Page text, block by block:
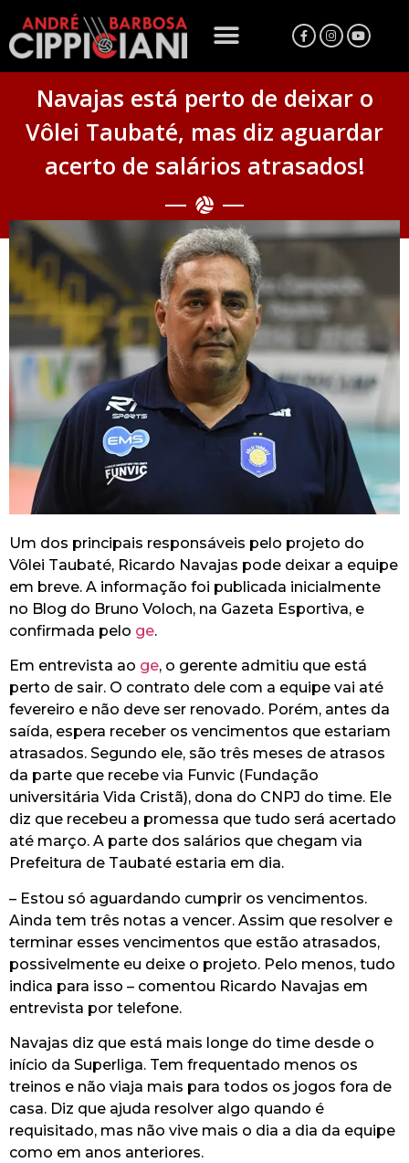
Navajas está perto de deixar o
Vôlei Taubaté, mas diz aguardar
acerto de salários atrasados!
Um dos principais responsáveis pelo projeto do
Vôlei Taubaté, Ricardo Navajas pode deixar a equipe
em breve. A informação foi publicada inicialmente
no Blog do Bruno Voloch, na Gazeta Esportiva, e
confirmada pelo ge.
Em entrevista ao ge, o gerente admitiu que está
perto de sair. O contrato dele com a equipe vai até
fevereiro e não deve ser renovado. Porém, antes da
saída, espera receber os vencimentos que estariam
atrasados. Segundo ele, são três meses de atrasos
da parte que recebe via Funvic (Fundação
universitária Vida Cristã), dona do CNPJ do time. Ele
diz que recebeu a promessa que tudo será acertado
até março. A parte dos salários que chegam via
Prefeitura de Taubaté estaria em dia.
– Estou só aguardando cumprir os vencimentos.
Ainda tem três notas a vencer. Assim que resolver e
terminar esses vencimentos que estão atrasados,
possivelmente eu deixe o projeto. Pelo menos, tudo
indica para isso – comentou Ricardo Navajas em
entrevista por telefone.
Navajas diz que está mais longe do time desde o
início da Superliga. Tem frequentado menos os
treinos e não viaja mais para todos os jogos fora de
casa. Diz que ajuda resolver algo quando é
requisitado, mas não vive mais o dia a dia da equipe
como em anos anteriores.